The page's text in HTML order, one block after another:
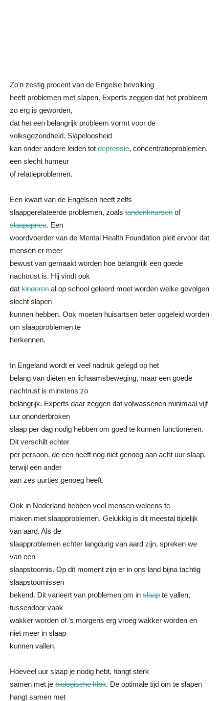
Zo’n zestig procent van de Engelse bevolking
heeft problemen met slapen. Experts zeggen dat het probleem
zo erg is geworden,
dat het een belangrijk probleem vormt voor de
volksgezondheid. Slapeloosheid
kan onder andere leiden tot depressie, concentratieproblemen,
een slecht humeur
of relatieproblemen.
Een kwart van de Engelsen heeft zelfs
slaapgerelateerde problemen, zoals tandenknarsen of
slaapapneu. Een
woordvoerder van de Mental Health Foundation pleit ervoor dat
mensen er meer
bewust van gemaakt worden hoe belangrijk een goede
nachtrust is. Hij vindt ook
dat kinderen al op school geleerd moet worden welke gevolgen
slecht slapen
kunnen hebben. Ook moeten huisartsen beter opgeleid worden
om slaapproblemen te
herkennen.
In Engeland wordt er veel nadruk gelegd op het
belang van diëten en lichaamsbeweging, maar een goede
nachtrust is minstens zo
belangrijk. Experts daar zeggen dat volwassenen minimaal vijf
uur ononderbroken
slaap per dag nodig hebben om goed te kunnen functioneren.
Dit verschilt echter
per persoon, de een heeft nog niet genoeg aan acht uur slaap,
terwijl een ander
aan zes uurtjes genoeg heeft.
Ook in Nederland hebben veel mensen weleens te
maken met slaapproblemen. Gelukkig is dit meestal tijdelijk
van aard. Als de
slaapproblemen echter langdurig van aard zijn, spreken we
van een
slaapstoornis. Op dit moment zijn er in ons land bijna tachtig
slaapstoornissen
bekend. Dit varieert van problemen om in slaap te vallen,
tussendoor vaak
wakker worden of ’s morgens erg vroeg wakker worden en
niet meer in slaap
kunnen vallen.
Hoeveel uur slaap je nodig hebt, hangt sterk
samen met je biologische klok. De optimale tijd om te slapen
hangt samen met